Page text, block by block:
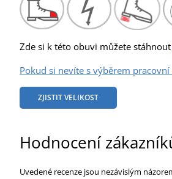
Zde si k této obuvi můžete stáhnout
Pokud si nevíte s výběrem
ZJISTIT VELIKOST
Hodnocení
Uvedené recenze jsou nezávislým